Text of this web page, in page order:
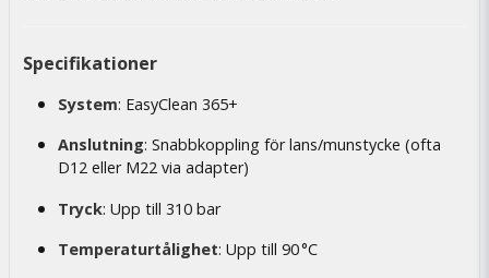
Specifikationer
System: EasyClean 365+
Anslutning: Snabbkoppling för lans/munstycke (ofta
D12 eller M22 via adapter)
Tryck: Upp till 310 bar
Temperaturtålighet: Upp till 90 °C